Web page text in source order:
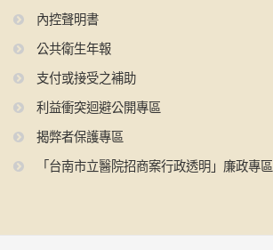
內控聲明書
公共衛生年報
支付或接受之補助
利益衝突迴避公開專區
揭弊者保護專區
「台南市立醫院招商案行政透明」廉政專區